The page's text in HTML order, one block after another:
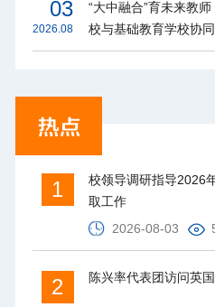
03
2026.08
“大中融合”育未来教
校与基础教育学校协
1
校领导调研指导2026
取工作
2026-08-03
2 陈兴率代表团访问英